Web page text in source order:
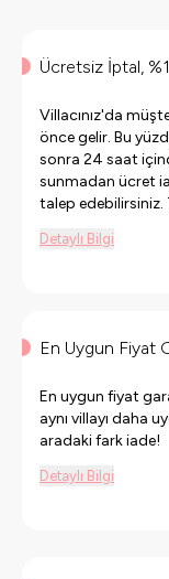
Ücretsiz İptal,
Villacınız'da
önce gelir. Bu
sonra 24 saat
sunmadan ücret
talep edebilirsiniz.
Detaylı Bilgi
En Uygun Fiyat
En uygun fiyat
aynı villayı daha
aradaki fark iade!
Detaylı Bilgi